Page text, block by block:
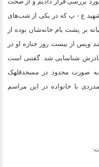
ع - پ که در یکی از شب‌های
بر پشت بام خانه‌شان بوده از
از بیست روز جنازه او در
شناسایی شد. گفتنی است
صورت محدود در مسجدقلهک
با خانواده در این مراسم
: